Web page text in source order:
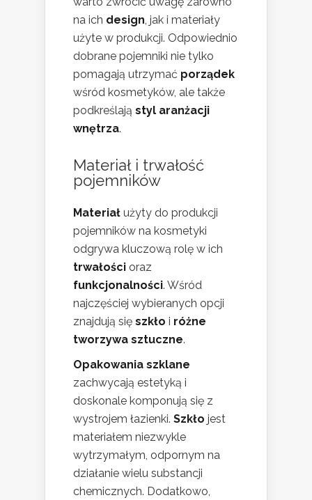
na ich design, jak i materiały
użyte w produkcji. Odpowiednio
dobrane pojemniki nie tylko
pomagają utrzymać porządek
wśród kosmetyków, ale także
podkreślają styl aranżacji
wnętrza.
Materiał i trwałość
pojemników
Materiał użyty do produkcji
pojemników na kosmetyki
odgrywa kluczową rolę w ich
trwałości oraz
funkcjonalności. Wśród
najczęściej wybieranych opcji
znajdują się szkło i różne
tworzywa sztuczne.
Opakowania szklane
zachwycają estetyką i
doskonale komponują się z
wystrojem łazienki. Szkło jest
materiałem niezwykle
wytrzymałym, odpornym na
działanie wielu substancji
chemicznych. Dodatkowo,